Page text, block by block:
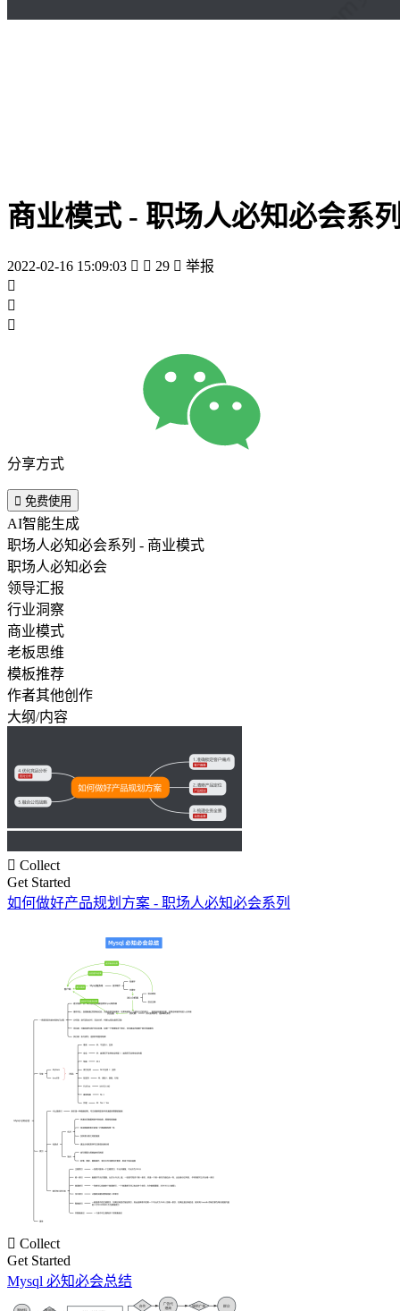
商业模式 - 职场人必知必会系
2022-02-16 15:09:03   29  举报



分享方式
 免费使用
AI智能生成
职场人必知必会系列 - 商业模式
职场人必知必会
领导汇报
行业洞察
商业模式
老板思维
模板推荐
作者其他创作
大纲/内容
 Collect
Get Started
如何做好产品规划方案 - 职场人必知必会系列
 Collect
Get Started
Mysql 必知必会总结